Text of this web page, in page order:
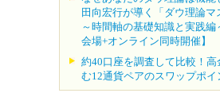
田向宏行が導く「ダウ理論マ
～時間軸の基礎知識と実践編
会場+オンライン同時開催】
約40口座を調査して比較！
む12通貨ペアのスワップポイ